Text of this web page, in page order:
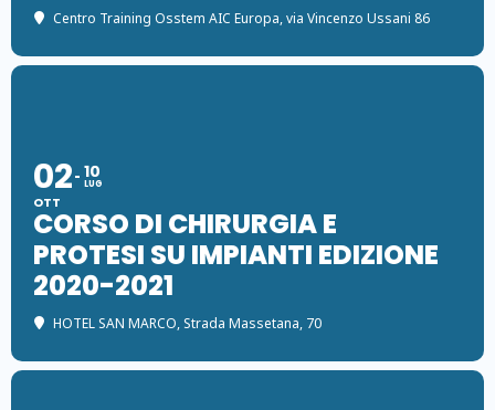
Centro Training Osstem AIC Europa, via Vincenzo Ussani 86
02
OTT
10
LUG
CORSO DI CHIRURGIA E
PROTESI SU IMPIANTI EDIZIONE
2020-2021
HOTEL SAN MARCO, Strada Massetana, 70